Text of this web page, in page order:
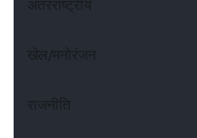
अंतरराष्ट्रीय
खेल/मनोरंजन
राजनीति